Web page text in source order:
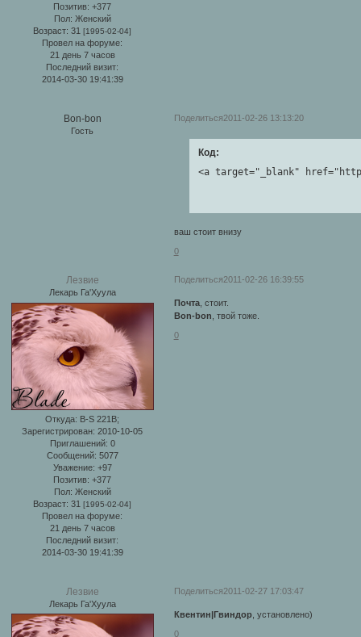
Позитив: +377
Пол: Женский
Возраст: 31[1995-02-04]
Провел на форуме:
21 день 7 часов
Последний визит:
2014-03-30 19:41:39
Поделиться2011-02-26 13:13:20
Bon-bon
Гость
Код:
<a target="_blank"
ваш стоит внизу
0
Поделиться2011-02-26 16:39:55
Лезвие
Лекарь Га'Хуула
Откуда: B-S 221B;
Зарегистрирован: 2010-10-05
Приглашений: 0
Сообщений: 5077
Уважение: +97
Позитив: +377
Пол: Женский
Возраст: 31[1995-02-04]
Провел на форуме:
21 день 7 часов
Последний визит:
2014-03-30 19:41:39
Почта, стоит.
Bon-bon , твой тоже.
0
Поделиться2011-02-27 17:03:47
Лезвие
Лекарь Га'Хуула
Квентин|Гвиндор, установлено)
0